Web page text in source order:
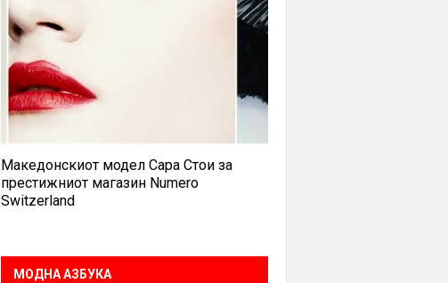
Македонскиот модел Сара Стои за
престижниот магазин Numero
Switzerland
МОДНА АЗБУКА